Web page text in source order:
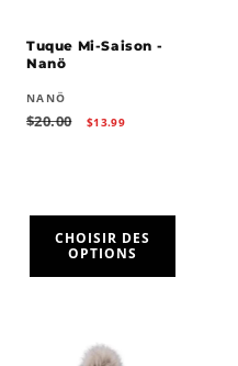
Tuque Mi-Saison -
Nanö
Fournisseur :
NANÖ
Prix
$20.00
Prix
$13.99
CHOISIR DES
OPTIONS